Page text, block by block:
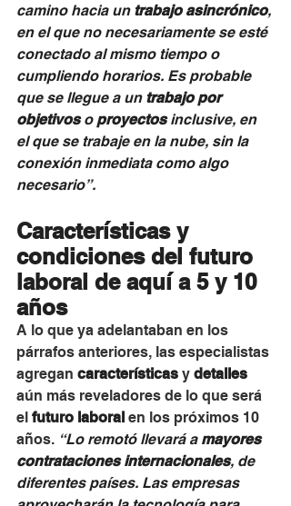
camino hacia un trabajo asincrónico,
en el que no necesariamente se esté
conectado al mismo tiempo o
cumpliendo horarios. Es probable
que se llegue a un trabajo por
objetivos o proyectos inclusive, en
el que se trabaje en la nube, sin la
conexión inmediata como algo
necesario”.
Características y
condiciones del futuro
laboral de aquí a 5 y 10
años
A lo que ya adelantaban en los
párrafos anteriores, las especialistas
agregan características y detalles
aún más reveladores de lo que será
el futuro laboral en los próximos 10
años. “Lo remotó llevará a mayores
contrataciones internacionales, de
diferentes países. Las empresas